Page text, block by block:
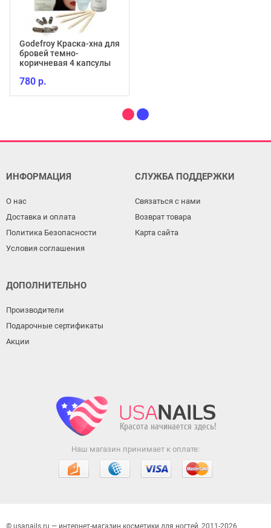
Godefroy Краска-хна для
бровей темно-
коричневая 4 капсулы
780 р.
ИНФОРМАЦИЯ
О нас
Доставка и оплата
Политика Безопасности
Условия соглашения
СЛУЖБА ПОДДЕРЖКИ
Связаться с нами
Возврат товара
Карта сайта
ДОПОЛНИТЕЛЬНО
Производители
Подарочные сертификаты
Акции
Наш магазин принимает к оплате:
© usanails.ru — интернет-магазин косметики для ногтей, 2011-2026